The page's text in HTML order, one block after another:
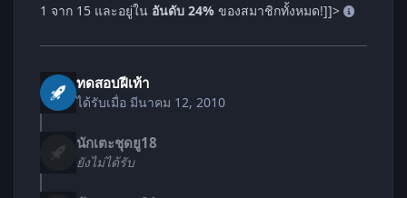
1 จาก 15 และอยู่ใน อันดับ 24% ของสมาชิกทั้งหมด!]]>
ทดสอบฝีเท้า
ได้รับเมื่อ มีนาคม 12, 2010
นักเตะชุดยู18
ยังไม่ได้รับ